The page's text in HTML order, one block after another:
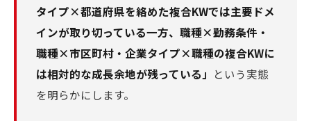
タイプ×都道府県を絡めた複合KWでは主要ドメ
インが取り切っている一方、職種×勤務条件・
職種×市区町村・企業タイプ×職種の複合KWに
は相対的な成長余地が残っている」 という実態
を明らかにします。